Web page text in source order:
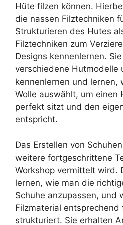
Hüte filzen können.
die nassen Filztechniken
Strukturieren des Hutes
Filztechniken zum
Designs kennenlernen.
verschiedene Hutmodelle
kennenlernen und lernen,
Wolle auswählt, um einen
perfekt sitzt und den
entspricht.
Das Erstellen von
weitere fortgeschrittene
Workshop vermittelt wird.
lernen, wie man die
Schuhe anzupassen, und
Filzmaterial entsprechend
strukturiert. Sie erhalten